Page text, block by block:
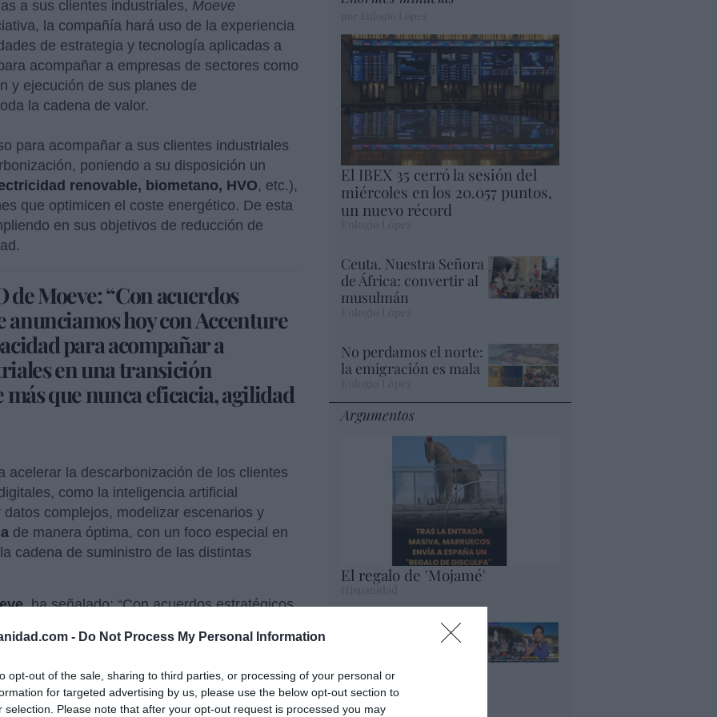
- Do Not Process My Personal Information
opt-out of the sale, sharing to third parties, or processing of your personal or
for targeted advertising by us, please use the below opt-out section to
selection. Please note that after your opt-out request is processed you may
a sus clientes industriales, Moeve
la compañía hará uso de la experiencia
de estrategia y tecnología aplicadas a
acompañar a empresas de sectores como
y ejecución de sus planes de
la cadena de valor.
para acompañar a sus clientes industriales
poniendo a su disposición un
renovable, biometano, HVO, etc.),
que optimicen el coste energético. De esta
en sus objetivos de reducción de
de Moeve: “Con acuerdos
anunciamos hoy con Accenture
para acompañar a
en una transición
que nunca eficacia, agilidad
acelerar la descarbonización de los clientes
como la inteligencia artificial
complejos, modelizar escenarios y
de manera óptima, con un foco especial en
cadena de suministro de las distintas
, ha señalado: “Con acuerdos estratégicos
reforzamos nuestra capacidad para
en una transición energética que
e innovación. La combinación de la
la visión estratégica y tecnológica de
integrales y diferenciales en un
El IBEX 35 cerró la sesión del
miércoles en los 20.057 puntos,
un nuevo récord
Ceuta. Nuestra Señora
de África: convertir al
musulmán
No perdamos el norte:
la emigración es mala
Argumentos
El regalo de 'Mojamé'
Telepedro en acción:
RTVE afirma que entre
Ceuta, "muchos son
licenciados y